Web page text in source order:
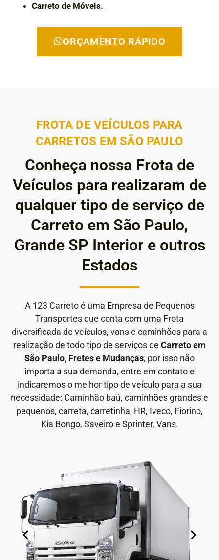
Carreto de Móveis.
ORÇAMENTO RÁPIDO
FROTA DE VEÍCULOS PARA
CARRETOS EM SÃO PAULO
Conheça nossa Frota de
Veículos para realizaram de
qualquer tipo de serviço de
Carreto em São Paulo,
Grande SP Interior e outros
Estados
A 123 Carreto é uma Empresa de Pequenos
Transportes que conta com uma Frota
diversificada de veículos, vans e caminhões para a
realização de todo tipo de serviços de Carreto em
São Paulo, Fretes e Mudanças, por isso não
importa a sua demanda, entre em contato e
indicaremos o melhor tipo de veículo para a sua
necessidade: Caminhão baú, caminhões grandes e
pequenos, carreta, carretinha, HR, Iveco, Fiorino,
Kia Bongo, Saveiro e Sprinter, Vans.